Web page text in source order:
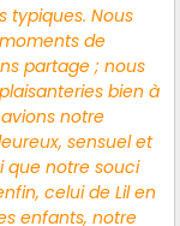
typiques. Nous
de
partage ; nous
bien à
notre
sensuel et
que notre souci
celui de Lil en
enfants, notre